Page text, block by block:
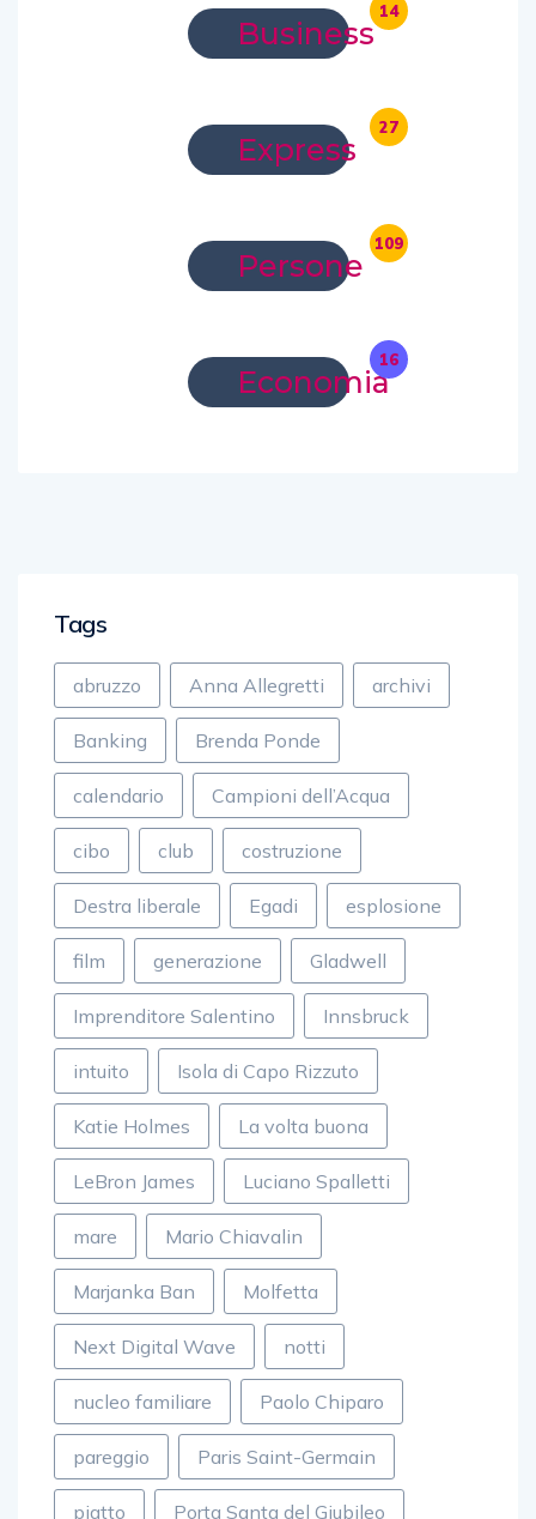
Business
14
Express
27
Persone
109
Economia
16
Tags
abruzzo Anna Allegretti archivi
Banking Brenda Ponde
calendario Campioni dell’Acqua
cibo club costruzione
Destra liberale Egadi esplosione
film generazione Gladwell
Imprenditore Salentino Innsbruck
intuito Isola di Capo Rizzuto
Katie Holmes La volta buona
LeBron James Luciano Spalletti
mare Mario Chiavalin
Marjanka Ban Molfetta
Next Digital Wave notti
nucleo familiare Paolo Chiparo
pareggio Paris Saint-Germain
piatto Porta Santa del Giubileo